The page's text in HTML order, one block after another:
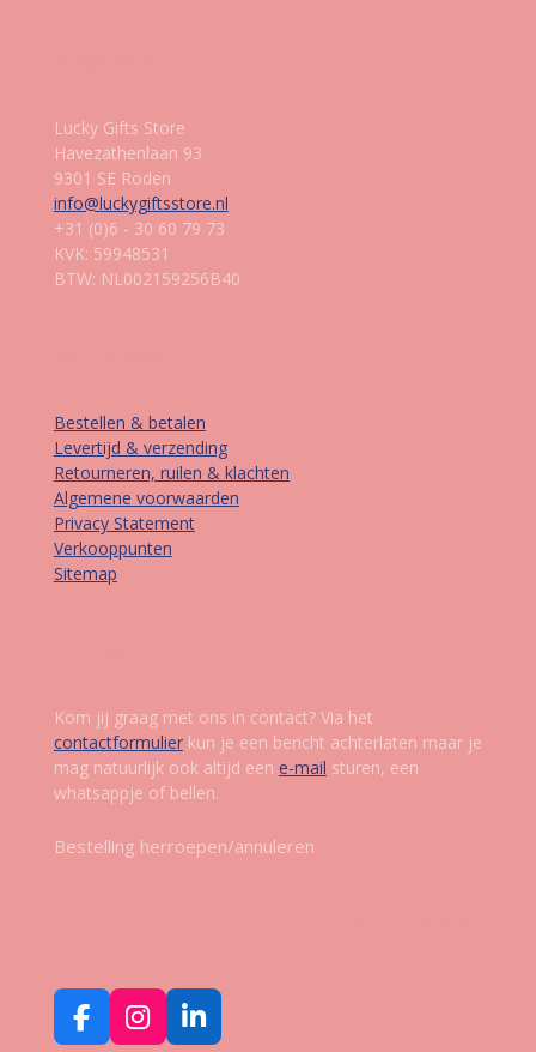
Lucky Gifts Store
Havezathenlaan 93
9301 SE Roden
info@luckygiftsstore.nl
+31 (0)6 - 30 60 79 73
KVK: 59948531
BTW: NL002159256B40
Bestellen & betalen
Levertijd & verzending
Retourneren, ruilen & klachten
Algemene voorwaarden
Privacy Statement
Verkooppunten
Sitemap
Kom jij graag met ons in contact? Via het
contactformulierkun je een bericht achterlaten maar je
mag natuurlijk ook altijd een e-mail sturen, een
whatsappje of bellen.
Bestelling herroepen/annuleren
F
I
L